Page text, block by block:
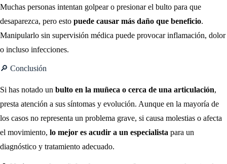
Muchas personas intentan golpear o presionar el bulto para que
desaparezca, pero esto puede causar más daño que beneficio.
Manipularlo sin supervisión médica puede provocar inflamación, dolor
o incluso infecciones.
🔎 Conclusión
Si has notado un bulto en la muñeca o cerca de una articulación,
presta atención a sus síntomas y evolución. Aunque en la mayoría de
los casos no representa un problema grave, si causa molestias o afecta
el movimiento, lo mejor es acudir a un especialista para un
diagnóstico y tratamiento adecuado.